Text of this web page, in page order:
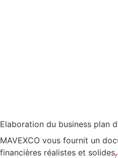
Elaboration du business plan
MAVEXCO vous fournit un
financières réalistes et